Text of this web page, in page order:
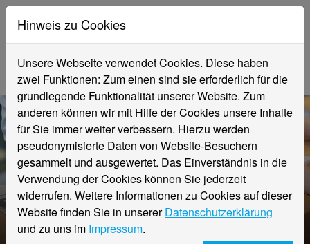
Veranstaltungsdetails
Hinweis zu Cookies
Unsere Webseite verwendet Cookies. Diese haben
zwei Funktionen: Zum einen sind sie erforderlich für die
grundlegende Funktionalität unserer Website. Zum
anderen können wir mit Hilfe der Cookies unsere Inhalte
für Sie immer weiter verbessern. Hierzu werden
pseudonymisierte Daten von Website-Besuchern
gesammelt und ausgewertet. Das Einverständnis in die
Verwendung der Cookies können Sie jederzeit
widerrufen. Weitere Informationen zu Cookies auf dieser
Website finden Sie in unsererDatenschutzerklärung
und zu uns im Impressum.